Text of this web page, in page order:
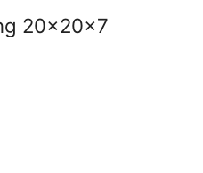
20x20x7